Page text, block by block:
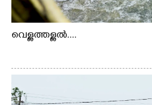
വെള്ളത്തള്ളൽ....